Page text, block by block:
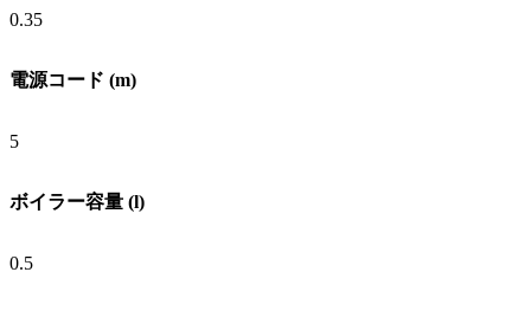
0.35
電源コード (m)
5
ボイラー容量 (l)
0.5